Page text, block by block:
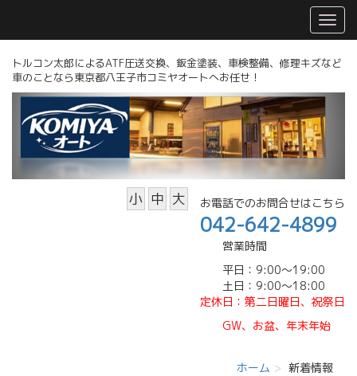
トルコン太郎によるATF圧送交換、鈑金塗装、車検整備、修理キズなど
車のことなら東京都八王子市コミヤオートへお任せ！
お電話でのお問合せはこちら
042-642-4899
営業時間
平日：9:00～19:00
土日：9:00～18:00
定休日 ：第二日曜日、祝祭日
GW、 お盆、年末年始
小 中 大
ホーム 新着情報